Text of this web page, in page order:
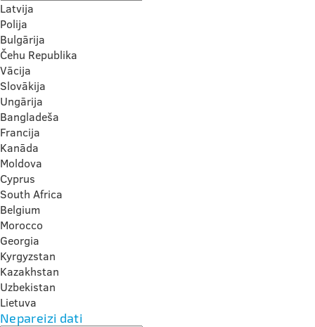
Latvija
Polija
Bulgārija
Čehu Republika
Vācija
Slovākija
Ungārija
Bangladeša
Francija
Kanāda
Moldova
Cyprus
South Africa
Belgium
Morocco
Georgia
Kyrgyzstan
Kazakhstan
Uzbekistan
Lietuva
Nepareizi dati